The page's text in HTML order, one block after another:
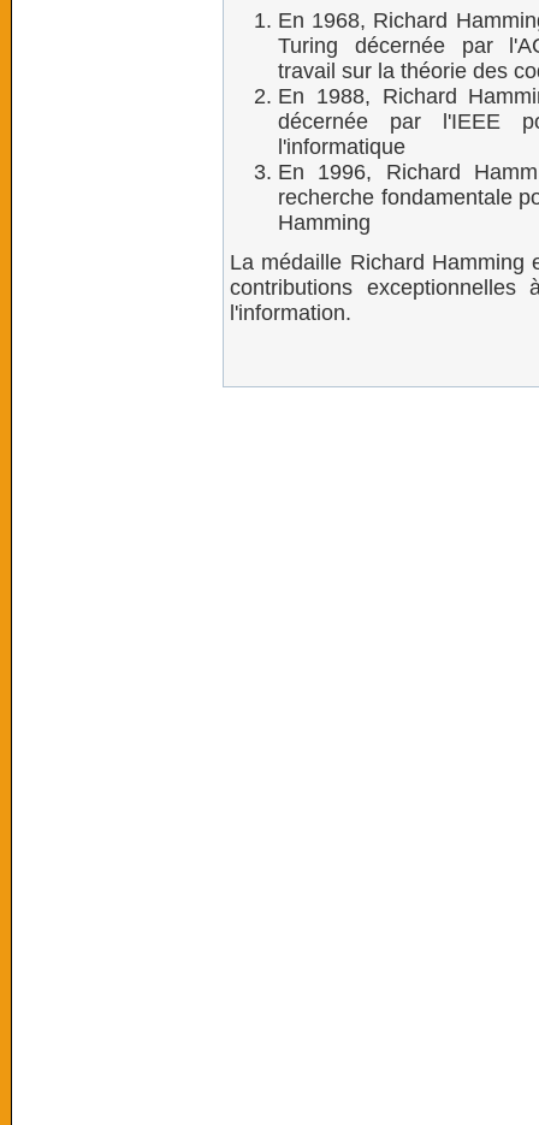
En 1968, Richard
Turing décernée par
travail sur la théorie des
En 1988, Richard
décernée par l'IEEE
l'informatique
En 1996, Richard
recherche fondamentale
Hamming
La médaille Richard Hamming
contributions
l'information.